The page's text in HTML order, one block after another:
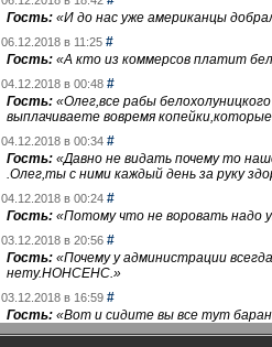
Гость: «И до нас уже американцы
06.12.2018 в 11:25 #
Гость: «А кто из коммерсов платит
04.12.2018 в 00:48 #
Гость: «Олег,все рабы
выплачиваете вовремя
04.12.2018 в 00:34 #
Гость: «Давно не видать почему то
.Олег,ты с ними каждый день за руку
04.12.2018 в 00:24 #
Гость: «Потому что не воровать надо
03.12.2018 в 20:56 #
Гость: «Почему у администрации
нету.НОНСЕНС.»
03.12.2018 в 16:59 #
Гость: «Вот и сидите вы все тут